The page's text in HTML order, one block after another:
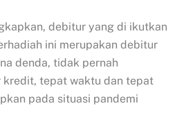
debitur yang di ikutkan
ini merupakan debitur
denda, tidak pernah
tepat waktu dan tepat
pada situasi pandemi